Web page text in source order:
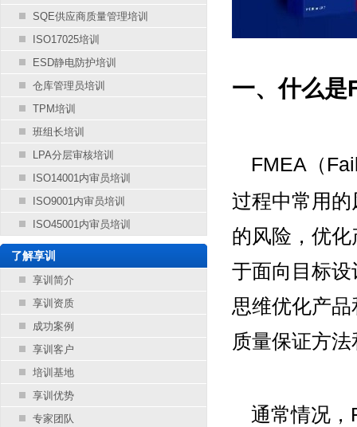
SQE供应商质量管理培训
ISO17025培训
ESD静电防护培训
仓库管理员培训
TPM培训
班组长培训
LPA分层审核培训
ISO14001内审员培训
ISO9001内审员培训
ISO45001内审员培训
了解享训
享训简介
享训资质
成功案例
享训客户
培训基地
享训优势
专家团队
一、什么是
FMEA（
过程中常用
的风险，优
于面向目标
思维优化产
质量保证方
通常情况，